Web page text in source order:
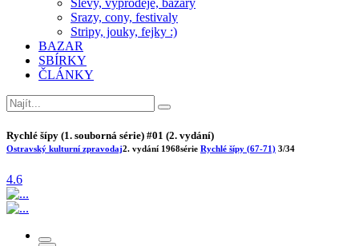
Slevy, výprodeje, bazary
Srazy, cony, festivaly
Stripy, jouky, fejky :)
BAZAR
SBÍRKY
ČLÁNKY
Rychlé šípy (1. souborná série) #01 (2. vydání)
Ostravský kulturní zpravodaj2. vydání 1968série Rychlé šípy (67-71) 3/34
4.6